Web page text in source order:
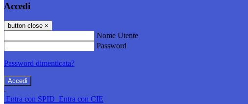
Accedi
button close ×
Nome Utente
Password
Password dimenticata?
-
Entra con SPID Entra con CIE